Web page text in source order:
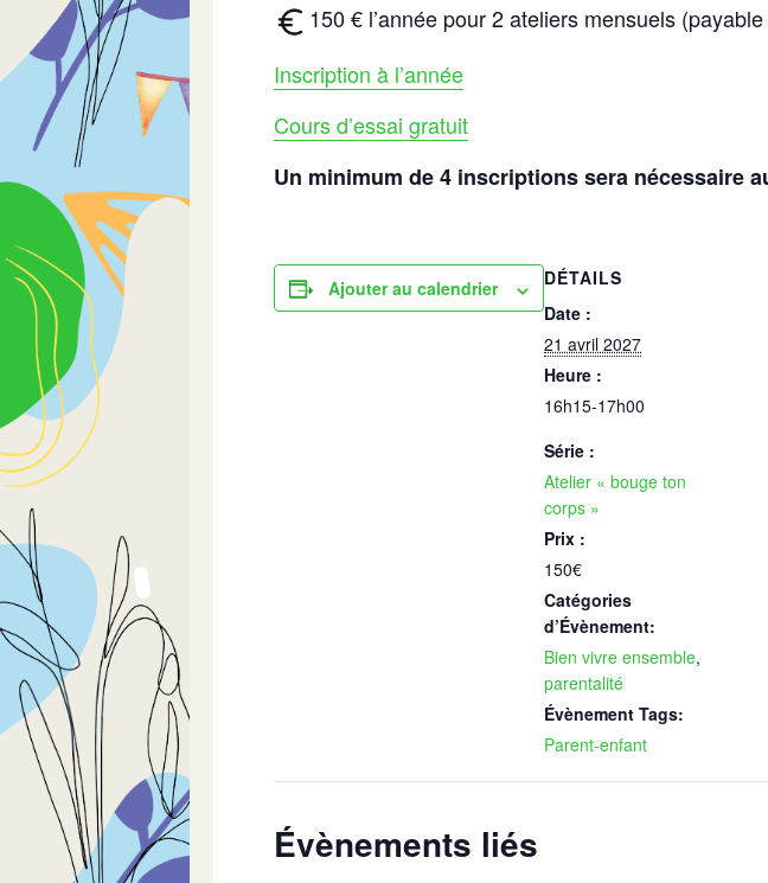
150 € l’année pour 2 ateliers mensuels
Inscription à l’année
Cours d’essai gratuit
Un minimum de 4 inscriptions sera nécessaire
Ajouter au calendrier
DÉTAILS
Date :
21 avril 2027
Heure :
16h15-17h00
Série :
Atelier « bouge ton
corps »
Prix :
150€
Catégories
d’Évènement:
Bien vivre ensemble,
parentalité
Évènement Tags:
Parent-enfant
Évènements liés